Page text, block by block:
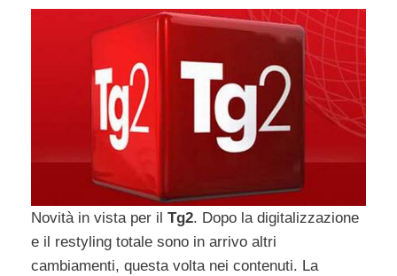
Novità in vista per il Tg2. Dopo la digitalizzazione
e il restyling totale sono in arrivo altri
cambiamenti, questa volta nei contenuti. La